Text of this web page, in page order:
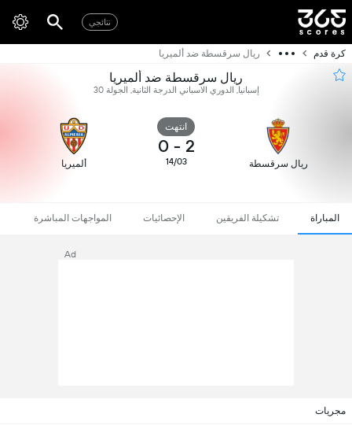
نتائجي
كرة قدم ريال سرقسطة ضد ألميريا
ريال سرقسطة ضد ألميريا
إسبانيا, الدوري الاسباني الدرجة الثانية, الجولة 30
ريال سرقسطة
انتهت
2
-
0
14/03 ألميريا
المباراة تشكيلة الفريقين الإحصائيات المواجهات المباشرة
Ad
مجريات